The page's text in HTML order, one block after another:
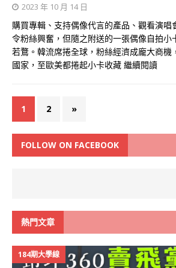
2023 年 10 月 14 日
購買專輯、支持偶像代言的產品、觀看演唱
令粉絲興奮，但隨之附送的一張偶像自拍小
若鶩。韓流席捲全球，粉絲經濟成龐大商機
國家，至歐美都捲起小卡收藏 繼續閱讀
1 2 »
FOLLOW ON FACEBOOK
熱門文章
184期大學線